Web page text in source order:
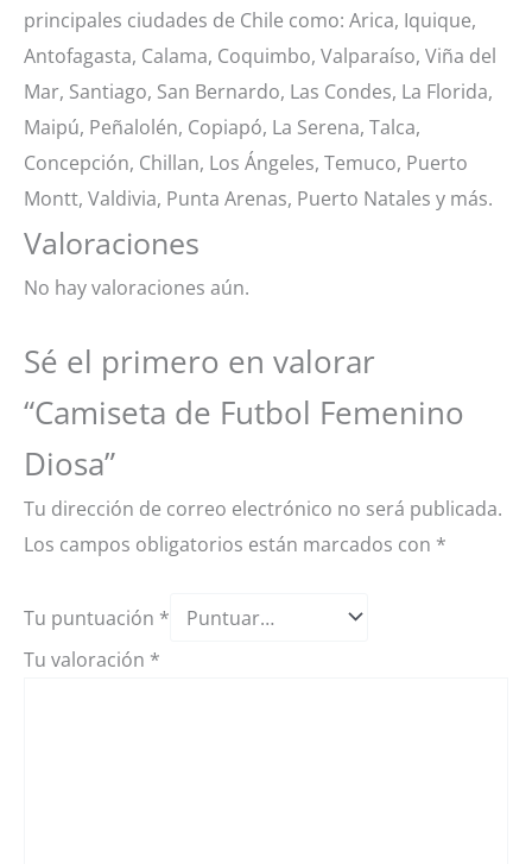
principales ciudades de Chile como: Arica, Iquique,
Antofagasta, Calama, Coquimbo, Valparaíso, Viña del
Mar, Santiago, San Bernardo, Las Condes, La Florida,
Maipú, Peñalolén, Copiapó, La Serena, Talca,
Concepción, Chillan, Los Ángeles, Temuco, Puerto
Montt, Valdivia, Punta Arenas, Puerto Natales y más.
Valoraciones
No hay valoraciones aún.
Sé el primero en valorar
“Camiseta de Futbol Femenino
Diosa”
Tu dirección de correo electrónico no será publicada.
Los campos obligatorios están marcados con *
Tu puntuación *
Tu valoración *